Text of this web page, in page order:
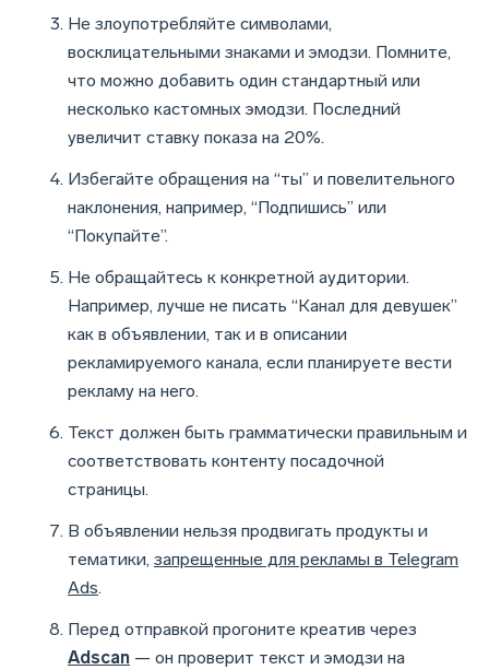
Не злоупотребляйте символами,
восклицательными знаками и эмодзи. Помните,
что можно добавить один стандартный или
несколько кастомных эмодзи. Последний
увеличит ставку показа на 20%.
Избегайте обращения на “ты” и повелительного
наклонения, например, “Подпишись” или
“Покупайте”.
Не обращайтесь к конкретной аудитории.
Например, лучше не писать “Канал для девушек”
как в объявлении, так и в описании
рекламируемого канала, если планируете вести
рекламу на него.
Текст должен быть грамматически правильным и
соответствовать контенту посадочной
страницы.
В объявлении нельзя продвигать продукты и
тематики, запрещенные для рекламы в Telegram
Ads.
Перед отправкой прогоните креатив через
Adscan — он проверит текст и эмодзи на